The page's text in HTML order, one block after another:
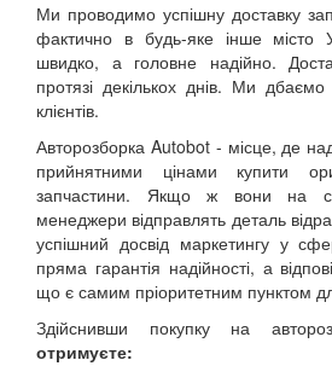
Ми проводимо успішну доставку
фактично в будь-яке інше місто
швидко, а головне надійно.
протязі декількох днів. Ми
клієнтів.
Авторозборка Autobot - місце, де
прийнятними цінами купити
запчастини. Якщо ж вони на
менеджери відправлять деталь
успішний досвід маркетингу у
пряма гарантія надійності, а
що є самим пріоритетним пунктом
Здійснивши покупку на
отримуєте: